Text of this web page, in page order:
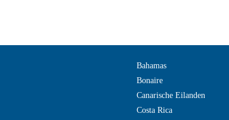
Bahamas
Bonaire
Canarische Eilanden
Costa Rica